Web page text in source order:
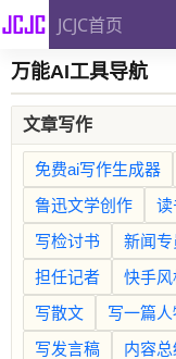
JCJC首页
万能AI工具导航
文章写作
免费ai写作生成器
鲁迅文学创作
读
写检讨书
新闻专
担任记者
快手
写散文
写一篇
写发言稿
内容